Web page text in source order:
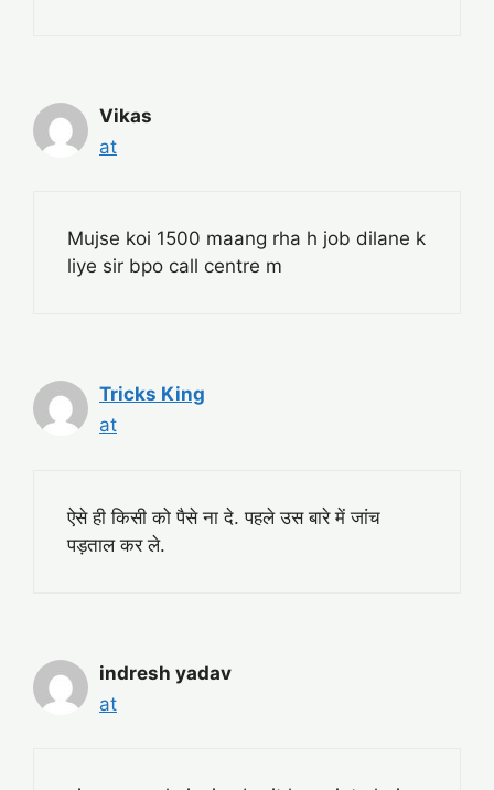
Vikas
at
Mujse koi 1500 maang rha h job dilane k
liye sir bpo call centre m
Tricks King
at
ऐसे ही किसी को पैसे ना दे. पहले उस बारे में जांच
पड़ताल कर ले.
indresh yadav
at